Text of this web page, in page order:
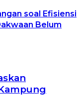
soal Efisiensi
Belum